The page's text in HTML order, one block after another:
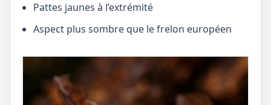
Pattes jaunes à l’extrémité
Aspect plus sombre que le frelon européen